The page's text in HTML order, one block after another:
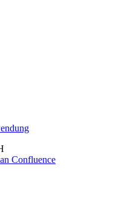
Confluence